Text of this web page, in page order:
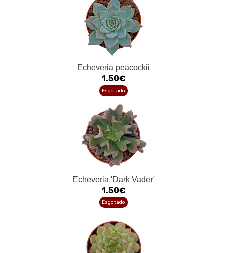
Echeveria peacockii
1.50€
Esgotado
Echeveria 'Dark Vader'
1.50€
Esgotado